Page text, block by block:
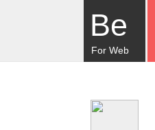
Be
For Web